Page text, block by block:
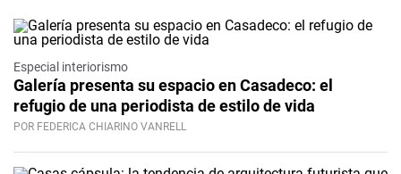
Especial interiorismo
Galería presenta su espacio en Casadeco: el
refugio de una periodista de estilo de vida
POR FEDERICA CHIARINO VANRELL